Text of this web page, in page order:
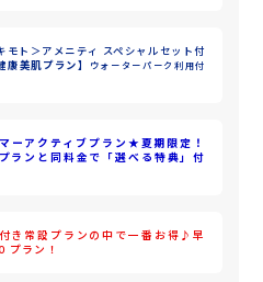
モト＞アメニティ スペシャルセット付
康美肌プラン】
ウォーターパーク利用付
ーアクティブプラン★夏期限定！
ランと同料金で「選べる特典」付
き常設プランの中で一番お得♪早
プラン！